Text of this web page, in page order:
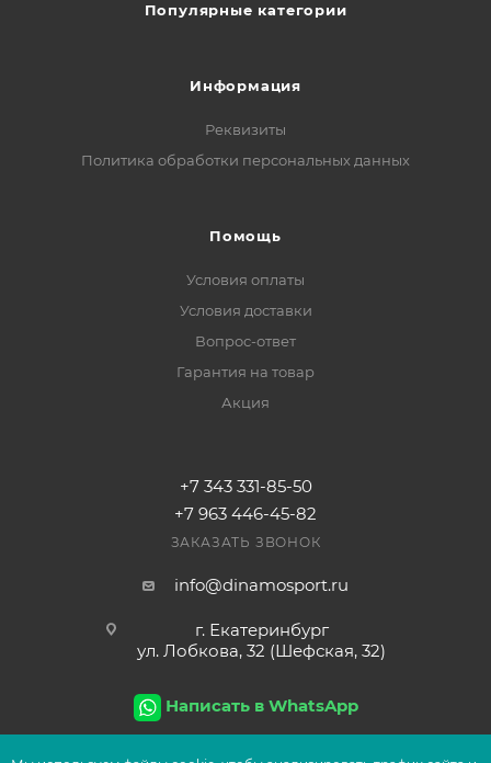
Популярные категории
Информация
Реквизиты
Политика обработки персональных данных
Помощь
Условия оплаты
Условия доставки
Вопрос-ответ
Гарантия на товар
Акция
+7 343 331-85-50
+7 963 446-45-82
ЗАКАЗАТЬ ЗВОНОК
info@dinamosport.ru
г. Екатеринбург
ул. Лобкова, 32 (Шефская, 32)
Написать в WhatsApp